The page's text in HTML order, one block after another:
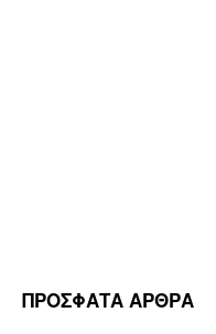
ΠΡΟΣΦΑΤΑ ΑΡΘΡΑ